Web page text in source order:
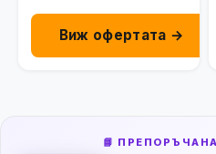
Виж офертата →
📘